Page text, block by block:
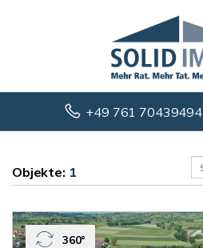
+49 761 70439494
Objekte: 1
360°